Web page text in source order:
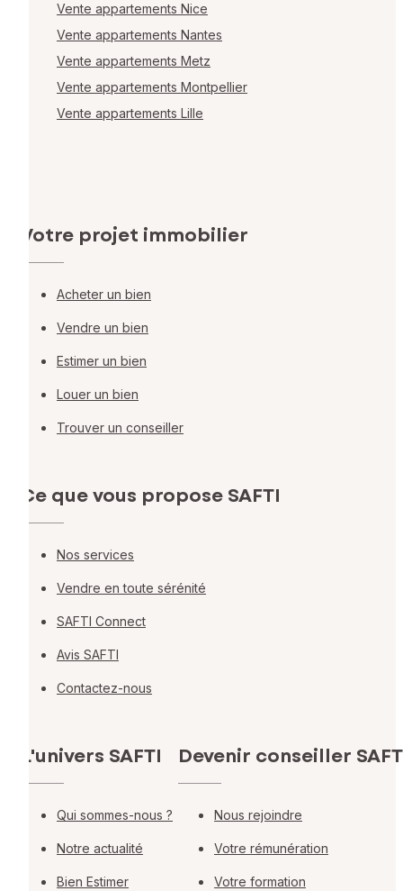
Vente appartements Nice
Vente appartements Nantes
Vente appartements Metz
Vente appartements Montpellier
Vente appartements Lille
Votre projet immobilier
Acheter un bien
Vendre un bien
Estimer un bien
Louer un bien
Trouver un conseiller
Ce que vous propose SAFTI
Nos services
Vendre en toute sérénité
SAFTI Connect
Avis SAFTI
Contactez-nous
L'univers SAFTI
Qui sommes-nous ?
Notre actualité
Bien Estimer
Devenir conseiller
Nous rejoindre
Votre rémunération
Votre formation